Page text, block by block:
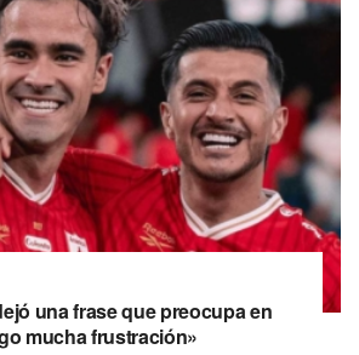
una frase que preocupa en
mucha frustración»